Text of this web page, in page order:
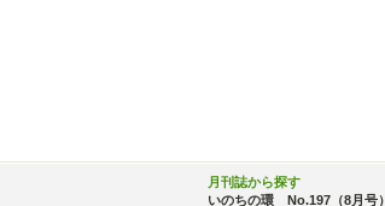
月刊誌から探す
いのちの環 No.197（8月号）